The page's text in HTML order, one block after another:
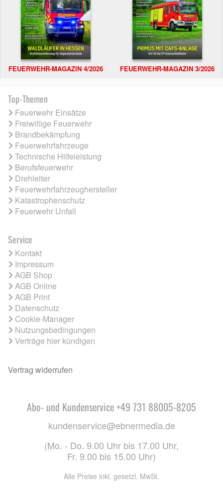
FEUERWEHR-MAGAZIN 4/2026 FEUERWEHR-MAGAZIN 3/2026
Top-Themen
Feuerwehr Einsätze
Freiwillige Feuerwehr
Brandbekämpfung
Feuerwehrfahrzeuge
Technische Hilfeleistung
Berufsfeuerwehr
Drehleiter
Feuerwehrfahrzeughersteller
Katastrophenschutz
Feuerwehr Unfall
Service
Kontakt
Impressum
AGB Shop
AGB Online
AGB Print
Datenschutz
Cookie-Manager
Nutzungsbedingungen
Verträge hier kündigen
Vertrag widerrufen
Abo- und Kundenservice +49 731 88005-8205
kundenservice@ebnermedia.de
(Mo. - Do. 9.00 Uhr bis 17.00 Uhr,
Fr. 9.00 bis 15.00 Uhr)
Alle Preise inkl. gesetzl. MwSt.